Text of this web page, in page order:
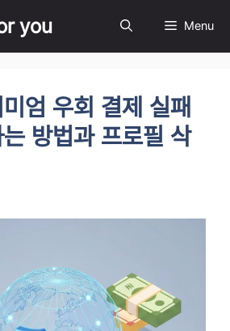
you Menu
엄 우회 결제 실패
방법과 프로필 삭